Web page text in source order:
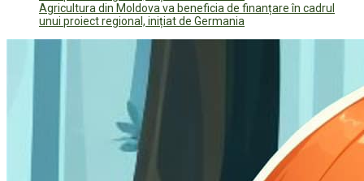
Agricultura din Moldova va beneficia de finanțare în cadrul
unui proiect regional, inițiat de Germania